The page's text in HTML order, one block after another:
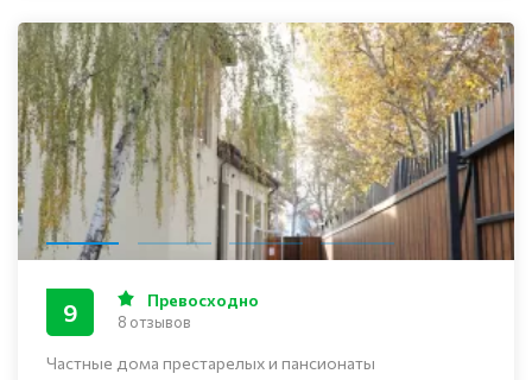
Частные дома престарелых и пансионаты
9 Превосходно
8 отзывов